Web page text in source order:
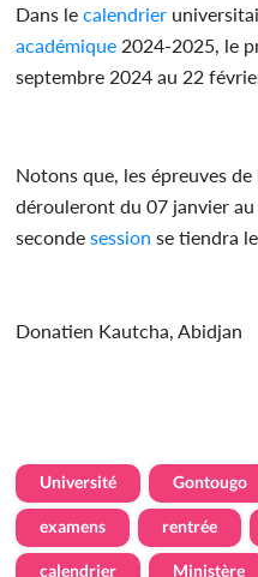
Dans lecalendrier
académique 2024-2025, le
septembre 2024 au 22
Notons que, les épreuves
dérouleront du 07 janvier
secondesession se tiendra
Donatien Kautcha, Abidjan
Université Gontougo
examens rentrée
calendrier Ministère